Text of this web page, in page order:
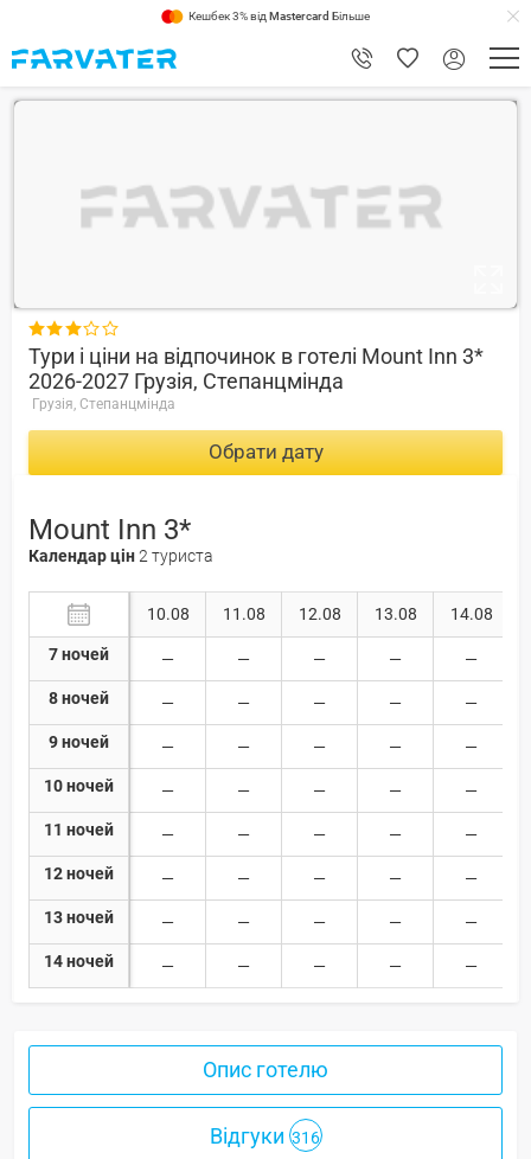
Кешбек 3% від Mastercard Більше

Тури і ціни на відпочинок в готелі Mount Inn 3*
2026-2027 Грузія, Степанцмінда
Грузія, Степанцмінда
Обрати дату
Mount Inn 3*
Календар цін2 туриста
7 ночей
8 ночей
9 ночей
10 ночей
11 ночей
12 ночей
13 ночей
14 ночей
10.08 11.08 12.08 13.08 14.08
Опис готелю
Відгуки 316